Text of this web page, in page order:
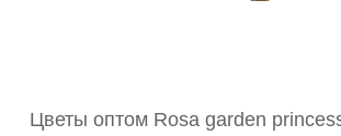
Цветы оптом Rosa garden